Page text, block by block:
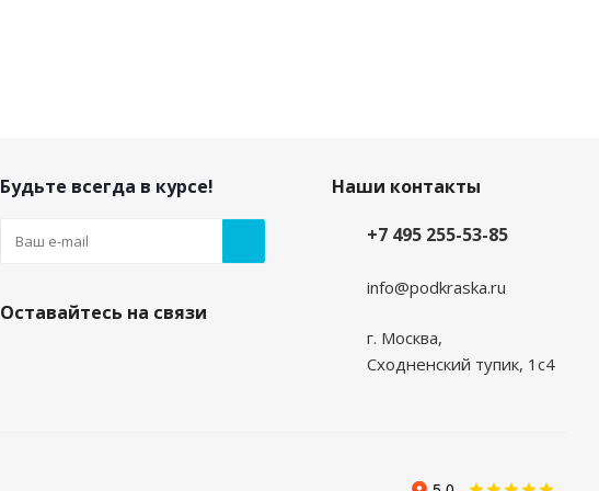
Будьте всегда в курсе!
Оставайтесь на связи
Наши контакты
+7 495 255-53-85
info@podkraska.ru
г. Москва,
Сходненский тупик, 1с4